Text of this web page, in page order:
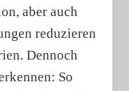
aber auch
reduzieren
Dennoch
So